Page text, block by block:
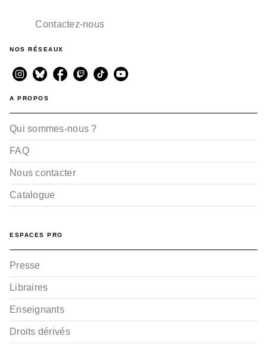
Contactez-nous
NOS RÉSEAUX
A PROPOS
Qui sommes-nous ?
FAQ
Nous contacter
Catalogue
ESPACES PRO
Presse
Libraires
Enseignants
Droits dérivés